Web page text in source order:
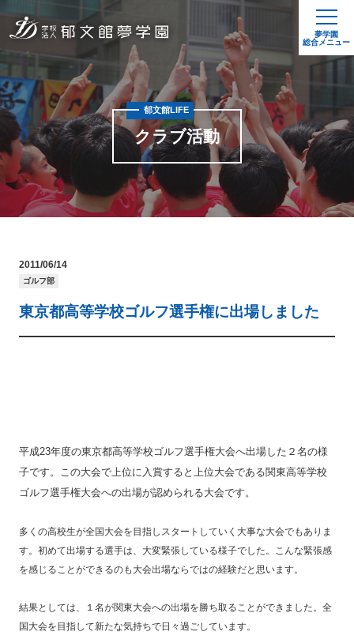
夢学園
総合メニュー
クラブ活動
郁文館LIFE
2011/06/14
ゴルフ部
東京都高等学校ゴルフ選手権に出場しました
平成23年度の東京都高等学校ゴルフ選手権大会へ出場した２名の様
子です。この大会で上位に入賞すると上位大会である関東高等学校
ゴルフ選手権大会への出場が認められる大会です。
多くの高校生が全国大会を目指しスタートしていく大事な大会でもありま
す。初めて出場する選手は、大変緊張している様子でした。こんな緊張感
を感じることができるのも大会出場ならではの経験だと思います。
結果としては、１名が関東大会への出場を勝ち取ることができました。全
国大会を目指して新たな気持ちで日々過ごしています。